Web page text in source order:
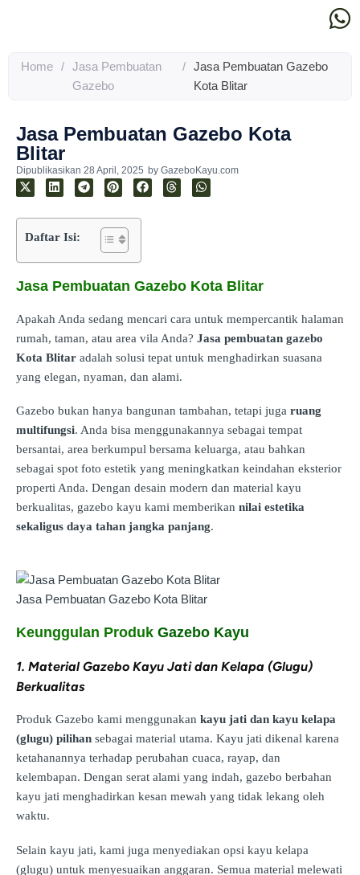
Home / Jasa Pembuatan
Gazebo
/ Jasa Pembuatan Gazebo
Kota Blitar
Jasa Pembuatan Gazebo Kota
Blitar
Dipublikasikan 28 April, 2025 by GazeboKayu.com
Daftar Isi:
Jasa Pembuatan Gazebo Kota Blitar
Apakah Anda sedang mencari cara untuk mempercantik halaman
rumah, taman, atau area vila Anda? Jasa pembuatan gazebo
Kota Blitar adalah solusi tepat untuk menghadirkan suasana
yang elegan, nyaman, dan alami.
Gazebo bukan hanya bangunan tambahan, tetapi juga ruang
multifungsi. Anda bisa menggunakannya sebagai tempat
bersantai, area berkumpul bersama keluarga, atau bahkan
sebagai spot foto estetik yang meningkatkan keindahan eksterior
properti Anda. Dengan desain modern dan material kayu
berkualitas, gazebo kayu kami memberikan nilai estetika
sekaligus daya tahan jangka panjang.
Jasa Pembuatan Gazebo Kota Blitar
Keunggulan Produk Gazebo Kayu
1. Material Gazebo Kayu Jati dan Kelapa (Glugu)
Berkualitas
Produk Gazebo kami menggunakan kayu jati dan kayu kelapa
(glugu) pilihan sebagai material utama. Kayu jati dikenal karena
ketahanannya terhadap perubahan cuaca, rayap, dan
kelembapan. Dengan serat alami yang indah, gazebo berbahan
kayu jati menghadirkan kesan mewah yang tidak lekang oleh
waktu.
Selain kayu jati, kami juga menyediakan opsi kayu kelapa
(glugu) untuk menyesuaikan anggaran. Semua material melewati